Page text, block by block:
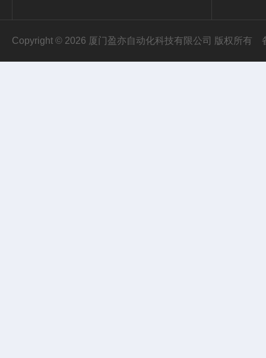
Copyright © 2026 厦门盈亦自动化科技有限公司 版权所有